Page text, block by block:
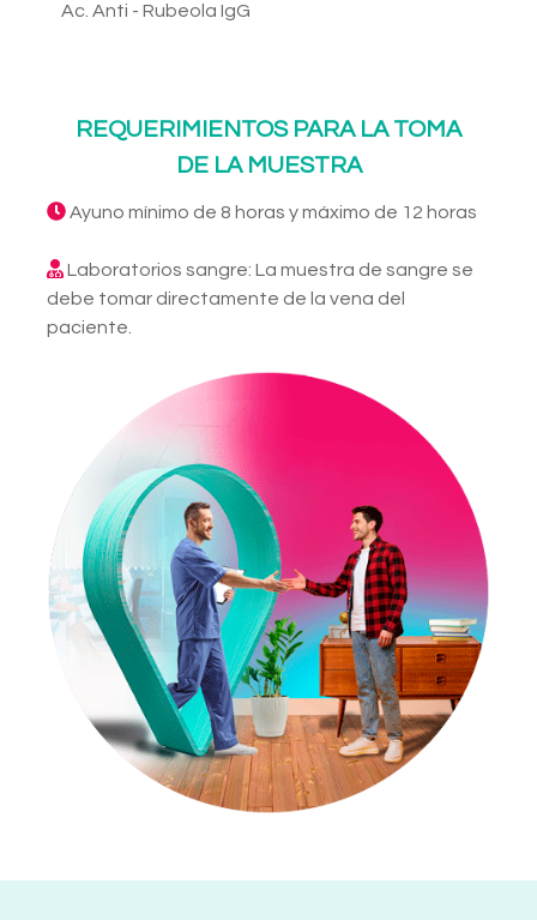
Ac. Anti - Rubeola IgG
REQUERIMIENTOS PARA LA TOMA
DE LA MUESTRA
Ayuno mínimo de 8 horas y máximo de 12 horas
Laboratorios sangre: La muestra de sangre se
debe tomar directamente de la vena del
paciente.